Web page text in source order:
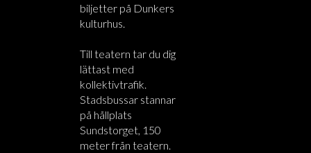
biljetter på Dunkers
kulturhus.
Till teatern tar du dig
lättast med
kollektivtrafik.
Stadsbussar stannar
på hållplats
Sundstorget, 150
meter från teatern.